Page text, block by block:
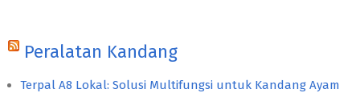
Peralatan Kandang
Terpal A8 Lokal: Solusi Multifungsi untuk Kandang Ayam